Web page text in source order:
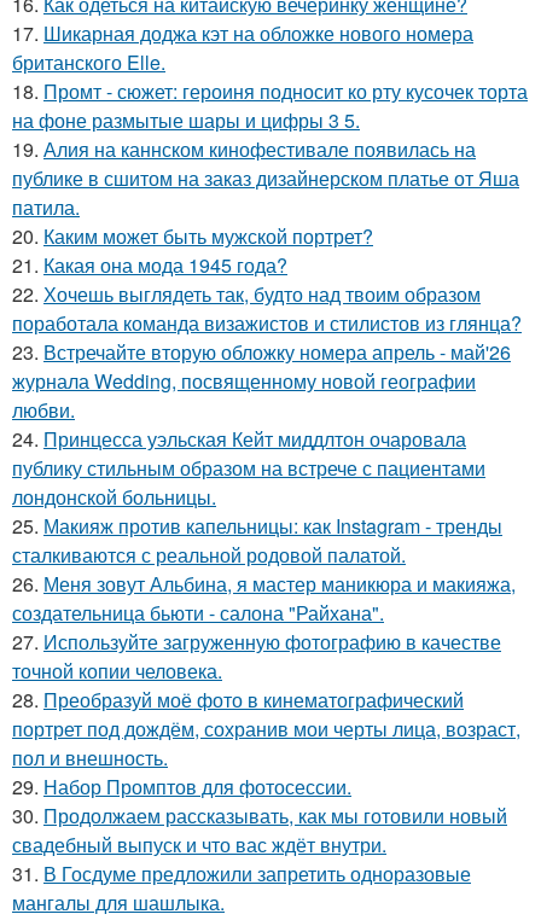
17. Шикарная доджа кэт на обложке нового номера
британского Elle.
18. Промт - сюжет: героиня подносит ко рту кусочек торта
на фоне размытые шары и цифры 3 5.
19. Алия на каннском кинофестивале появилась на
публике в сшитом на заказ дизайнерском платье от Яша
патила.
20. Каким может быть мужской портрет?
21. Какая она мода 1945 года?
22. Хочешь выглядеть так, будто над твоим образом
поработала команда визажистов и стилистов из глянца?
23. Встречайте вторую обложку номера апрель - май'26
журнала Wedding, посвященному новой географии
любви.
24. Принцесса уэльская Кейт миддлтон очаровала
публику стильным образом на встрече с пациентами
лондонской больницы.
25. Макияж против капельницы: как Instagram - тренды
сталкиваются с реальной родовой палатой.
26. Меня зовут Альбина, я мастер маникюра и макияжа,
создательница бьюти - салона "Райхана".
27. Используйте загруженную фотографию в качестве
точной копии человека.
28. Преобразуй моё фото в кинематографический
портрет под дождём, сохранив мои черты лица, возраст,
пол и внешность.
29. Набор Промптов для фотосессии.
30. Продолжаем рассказывать, как мы готовили новый
свадебный выпуск и что вас ждёт внутри.
31. В Госдуме предложили запретить одноразовые
мангалы для шашлыка.